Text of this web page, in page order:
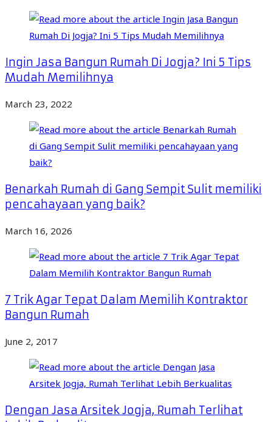
Ingin Jasa Bangun Rumah Di Jogja? Ini 5 Tips
Mudah Memilihnya
March 23, 2022
Benarkah Rumah di Gang Sempit Sulit memiliki
pencahayaan yang baik?
March 16, 2026
7 Trik Agar Tepat Dalam Memilih Kontraktor
Bangun Rumah
June 2, 2017
Dengan Jasa Arsitek Jogja, Rumah Terlihat